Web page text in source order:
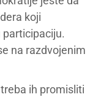
koji
na razdvojenim
ih promisliti